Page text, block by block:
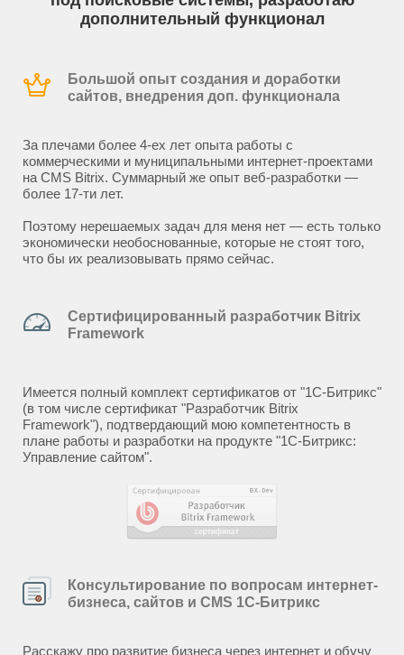
дополнительный функционал
Большой опыт создания и доработки
сайтов, внедрения доп. функционала
За плечами более 4-ех лет опыта работы с
коммерческими и муниципальными интернет-проектами
на CMS Bitrix. Суммарный же опыт веб-разработки —
более 17-ти лет.
Поэтому нерешаемых задач для меня нет — есть только
экономически необоснованные, которые не стоят того,
что бы их реализовывать прямо сейчас.
Сертифицированный разработчик Bitrix
Framework
Имеется полный комплект сертификатов от "1С-Битрикс"
(в том числе сертификат "Разработчик Bitrix
Framework"), подтвердающий мою компетентность в
плане работы и разработки на продукте "1С-Битрикс:
Управление сайтом".
Консультирование по вопросам интернет-
бизнеса, сайтов и CMS 1С-Битрикс
Расскажу про развитие бизнеса через интернет и обучу